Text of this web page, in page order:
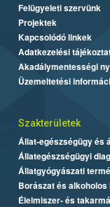
Felügyeleti szervünk
Projektek
Kapcsolódó linkek
Adatkezelési
Akadálymentességi
Üzemeltetési
Szakterületek
Állat-egészségügy és
Állategészségügyi
Állatgyógyászati
Borászat és alkoholos
Élelmiszer- és